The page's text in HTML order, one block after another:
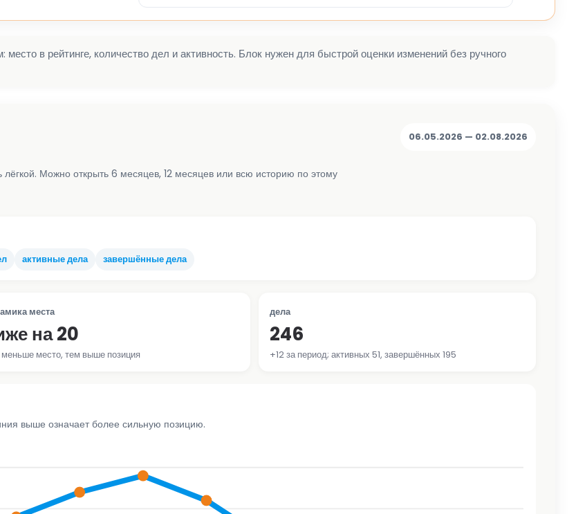
в рейтинге, количество дел и активность. Блок нужен для быстрой оценки изменений без ручного
Можно открыть 6 месяцев, 12 месяцев или всю историю по этому
06.05.2026 — 02.08.2026
активные дела завершённые дела
места
на 20
место, тем выше позиция
дела
246
+12 за период; активных 51, завершённых 195
выше означает более сильную позицию.